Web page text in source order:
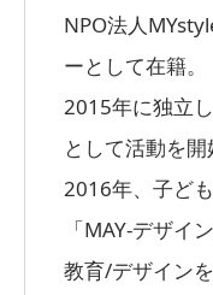
NPO法人
ーとして在籍。
2015年に独立
として活動を開
2016年、子ど
「MAY-デザイ
教育/デザイン